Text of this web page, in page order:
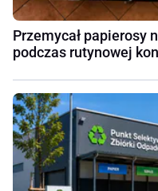
Przemycał papierosy
podczas rutynowej